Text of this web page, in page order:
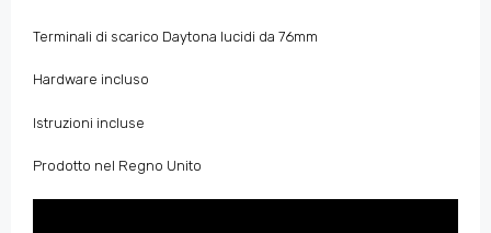
Terminali di scarico Daytona lucidi da 76mm
Hardware incluso
Istruzioni incluse
Prodotto nel Regno Unito